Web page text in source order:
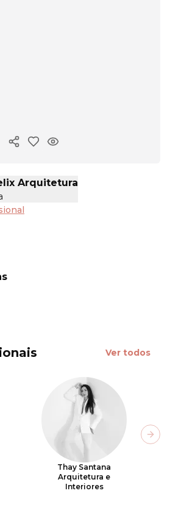
Copiar link
Arquitetura
Ver todos
Thay Santana
Arquitetura e
Interiores